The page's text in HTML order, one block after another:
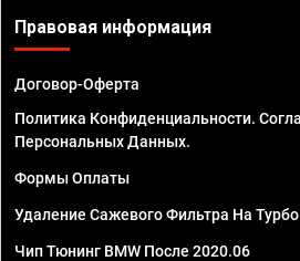
Правовая информация
Договор-Оферта
Политика Конфиденциальности.
Персональных Данных.
Формы Оплаты
Удаление Сажевого Фильтра На
Чип Тюнинг BMW После 2020.06